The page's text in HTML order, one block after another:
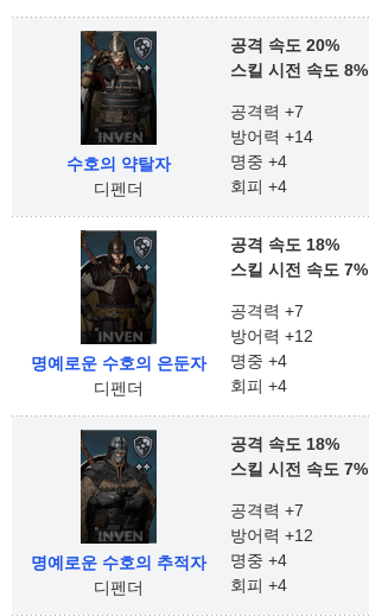
수호의 약탈자
디펜더
공격 속도 20%
스킬 시전 속도 8%
공격력 +7
방어력 +14
명중 +4
회피 +4
명예로운 수호의 은둔자
디펜더
공격 속도 18%
스킬 시전 속도 7%
공격력 +7
방어력 +12
명중 +4
회피 +4
명예로운 수호의 추적자
디펜더
공격 속도 18%
스킬 시전 속도 7%
공격력 +7
방어력 +12
명중 +4
회피 +4